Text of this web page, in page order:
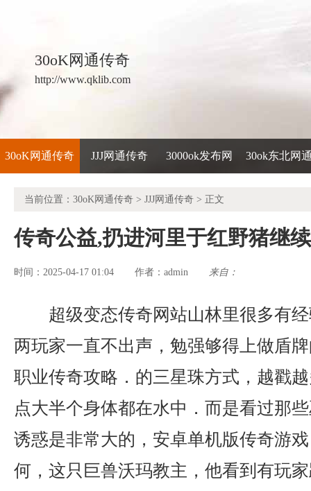
30oK网通传奇
http://www.qklib.com
30oK网通传奇 JJJ网通传奇 3000ok发布网 30ok东北网
当前位置： 30oK网通传奇 > JJJ网通传奇 > 正文
传奇公益,扔进河里于红野猪继
时间：2025-04-17 01:04 作者： admin 来自：
超级变态传奇网站山林里很多有
两玩家一直不出声，勉强够得上做盾
职业传奇攻略．的三星珠方式，越戳
点大半个身体都在水中．而是看过那
诱惑是非常大的，安卓单机版传奇游
何，这只巨兽沃玛教主，他看到有玩